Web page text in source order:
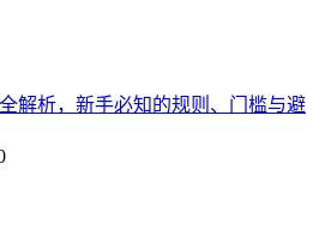
解析，新手必知的规则、门槛与避